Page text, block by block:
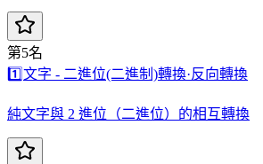
第5名
1️⃣文字 - 二進位(二進制)轉換·反向轉換
純文字與 2 進位（二進位）的相互轉換